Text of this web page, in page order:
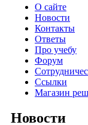
О сайте
Новости
Контакты
Ответы
Про учебу
Форум
Ссылки
Магазин
Новости